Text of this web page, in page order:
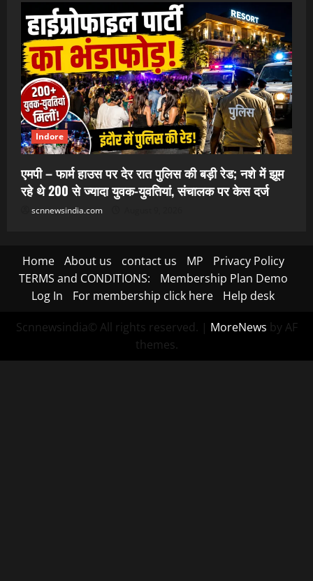
Indore
एमपी – फार्म हाउस पर देर रात पुलिस की बड़ी रेड; नशे में झूम
रहे थे 200 से ज्यादा युवक-युवतियां, संचालक पर केस दर्ज
scnnewsindia.com
Home About us contact us MP
Privacy Policy
TERMS and CONDITIONS:
Membership Plan Demo
Log In
For membership click here Help desk
Scnnewsindia© All rights reserved. | MoreNews by AF
themes.